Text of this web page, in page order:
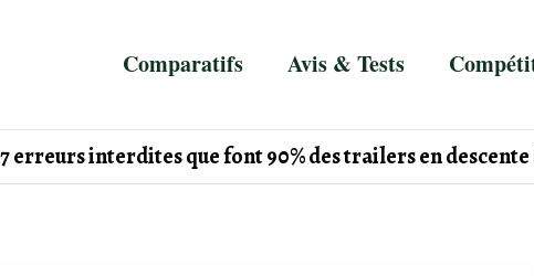
Comparatifs Avis & Tests
7 erreurs interdites que font 90% des trailers en